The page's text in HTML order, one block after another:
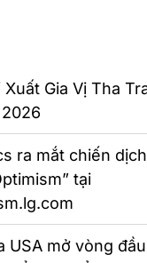
Gia Vị Tha
ra mắt chiến
tại
USA mở vòng